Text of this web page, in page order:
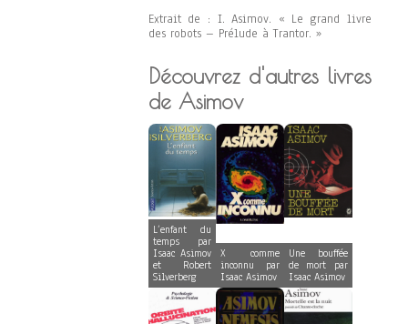
Extrait de : I. Asimov. « Le grand livre
des robots – Prélude à Trantor. »
Découvrez d'autres livres
de Asimov
L’enfant du
temps par
Isaac Asimov
et Robert
Silverberg
X comme
inconnu par
Isaac Asimov
Une bouffée
de mort par
Isaac Asimov